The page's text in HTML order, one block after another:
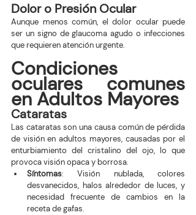
Dolor o Presión Ocular
Aunque menos común, el dolor ocular puede
ser un signo de glaucoma agudo o infecciones
que requieren atención urgente.
Condiciones
oculares comunes
en Adultos Mayores
Cataratas
Las cataratas son una causa común de pérdida
de visión en adultos mayores, causadas por el
enturbiamiento del cristalino del ojo, lo que
provoca visión opaca y borrosa.
Síntomas: Visión nublada, colores
desvanecidos, halos alrededor de luces, y
necesidad frecuente de cambios en la
receta de gafas.